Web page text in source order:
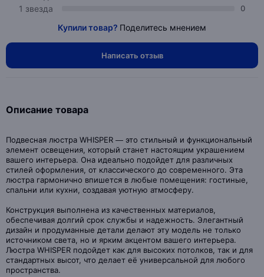
1 звезда 0
Купили товар? Поделитесь мнением
Написать отзыв
Описание товара
Подвесная люстра WHISPER — это стильный и функциональный
элемент освещения, который станет настоящим украшением
вашего интерьера. Она идеально подойдет для различных
стилей оформления, от классического до современного. Эта
люстра гармонично впишется в любые помещения: гостиные,
спальни или кухни, создавая уютную атмосферу.
Конструкция выполнена из качественных материалов,
обеспечивая долгий срок службы и надежность. Элегантный
дизайн и продуманные детали делают эту модель не только
источником света, но и ярким акцентом вашего интерьера.
Люстра WHISPER подойдет как для высоких потолков, так и для
стандартных высот, что делает её универсальной для любого
пространства.